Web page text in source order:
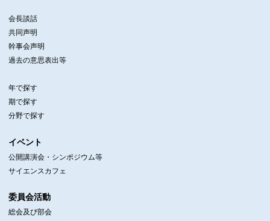
会長談話
共同声明
幹事会声明
過去の意思表出等
年で探す
期で探す
分野で探す
イベント
公開講演会・シンポジウム等
サイエンスカフェ
委員会活動
総会及び部会